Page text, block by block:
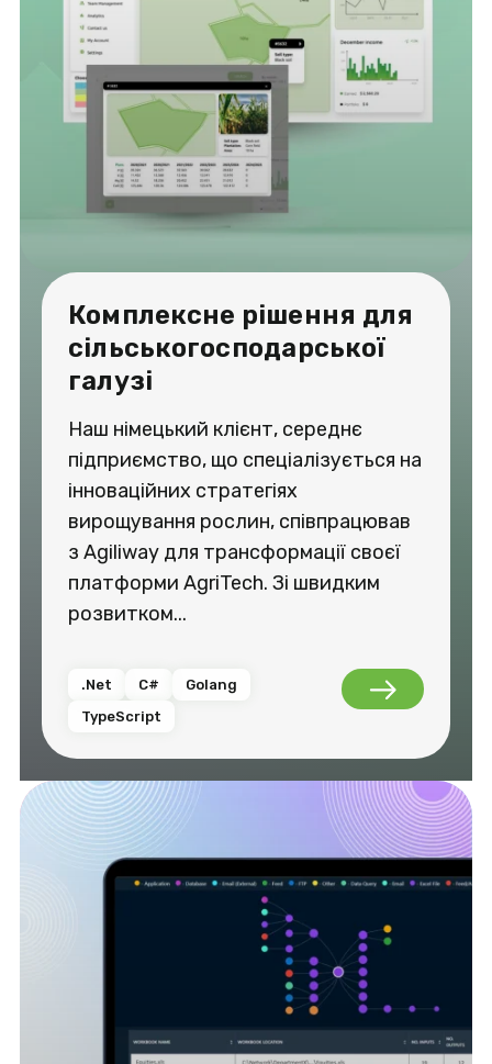
Комплексне рішення для
сільськогосподарської
галузі
Наш німецький клієнт, середнє
підприємство, що спеціалізується на
інноваційних стратегіях
вирощування рослин, співпрацював
з Agiliway для трансформації своєї
платформи AgriTech. Зі швидким
розвитком...
.Net C#
Golang
TypeScript